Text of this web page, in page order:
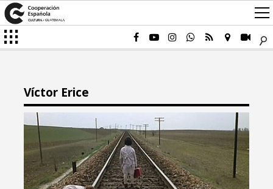
Víctor Erice